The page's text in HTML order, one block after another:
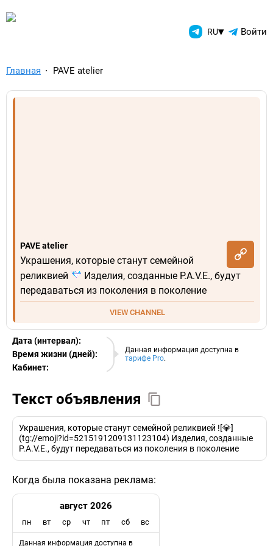
TelegramAds.com — RU▾ Войти
Главная PAVE atelier
PAVE atelier
Украшения, которые станут семейной
реликвией
Изделия, созданные P.A.V.E., будут
передаваться из поколения в поколение
VIEW CHANNEL
Данная информация доступна в
тарифе Pro.
Дата (интервал):
06.08.2026
Время жизни (дней):
Кабинет:
EURO
Текст объявления
Украшения, которые станут семейной реликвией ![💎]
(tg://emoji?id=5215191209131123104) Изделия, созданные
P.A.V.E., будут передаваться из поколения в поколение
Когда была показана реклама:
август 2026
пн вт ср чт пт сб вс
Данная информация доступна в